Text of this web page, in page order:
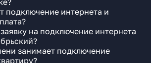
подключение интернета и
на подключение интернета
занимает подключение